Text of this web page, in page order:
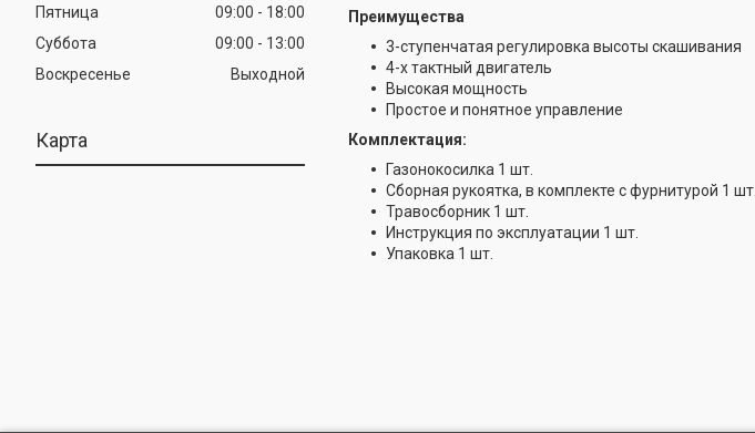
Пятница
09:00
18:00
Суббота
09:00
13:00
Воскресенье
Выходной
Карта
Преимущества
3-ступенчатая регулировка высоты скашивания
4-х тактный двигатель
Высокая мощность
Простое и понятное управление
Комплектация:
Газонокосилка 1 шт.
Сборная рукоятка, в комплекте с фурнитурой 1 шт.
Травосборник 1 шт.
Инструкция по эксплуатации 1 шт.
Упаковка 1 шт.